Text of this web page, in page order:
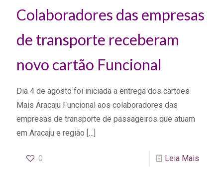
Colaboradores das empresas
de transporte receberam
novo cartão Funcional
Dia 4 de agosto foi iniciada a entrega dos cartões
Mais Aracaju Funcional aos colaboradores das
empresas de transporte de passageiros que atuam
em Aracaju e região […]
0 Leia Mais